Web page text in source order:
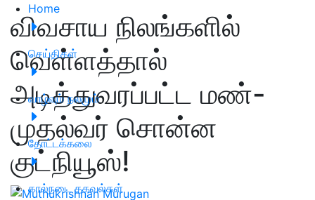
Home
செய்திகள்
வாழ்வும் நலமும்
தோட்டக்கலை
கால்நடை தகவல்கள்
விவசாய நிலங்களில்
வெள்ளத்தால்
அடித்துவரப்பட்ட மண்-
முதல்வர் சொன்ன
குட்நியூஸ்!